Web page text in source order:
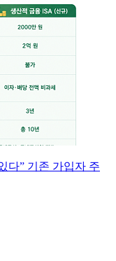
다” 기존 가입자 주